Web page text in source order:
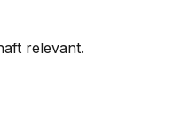
relevant.